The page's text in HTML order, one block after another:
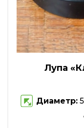
Лупа
Диаметр: